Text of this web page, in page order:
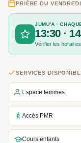
PRIÈRE DU VENDREDI
JUMU'A ·
13:30 ·
Vérifier les
SERVICES
Espace femmes
Accès PMR
Cours enfants